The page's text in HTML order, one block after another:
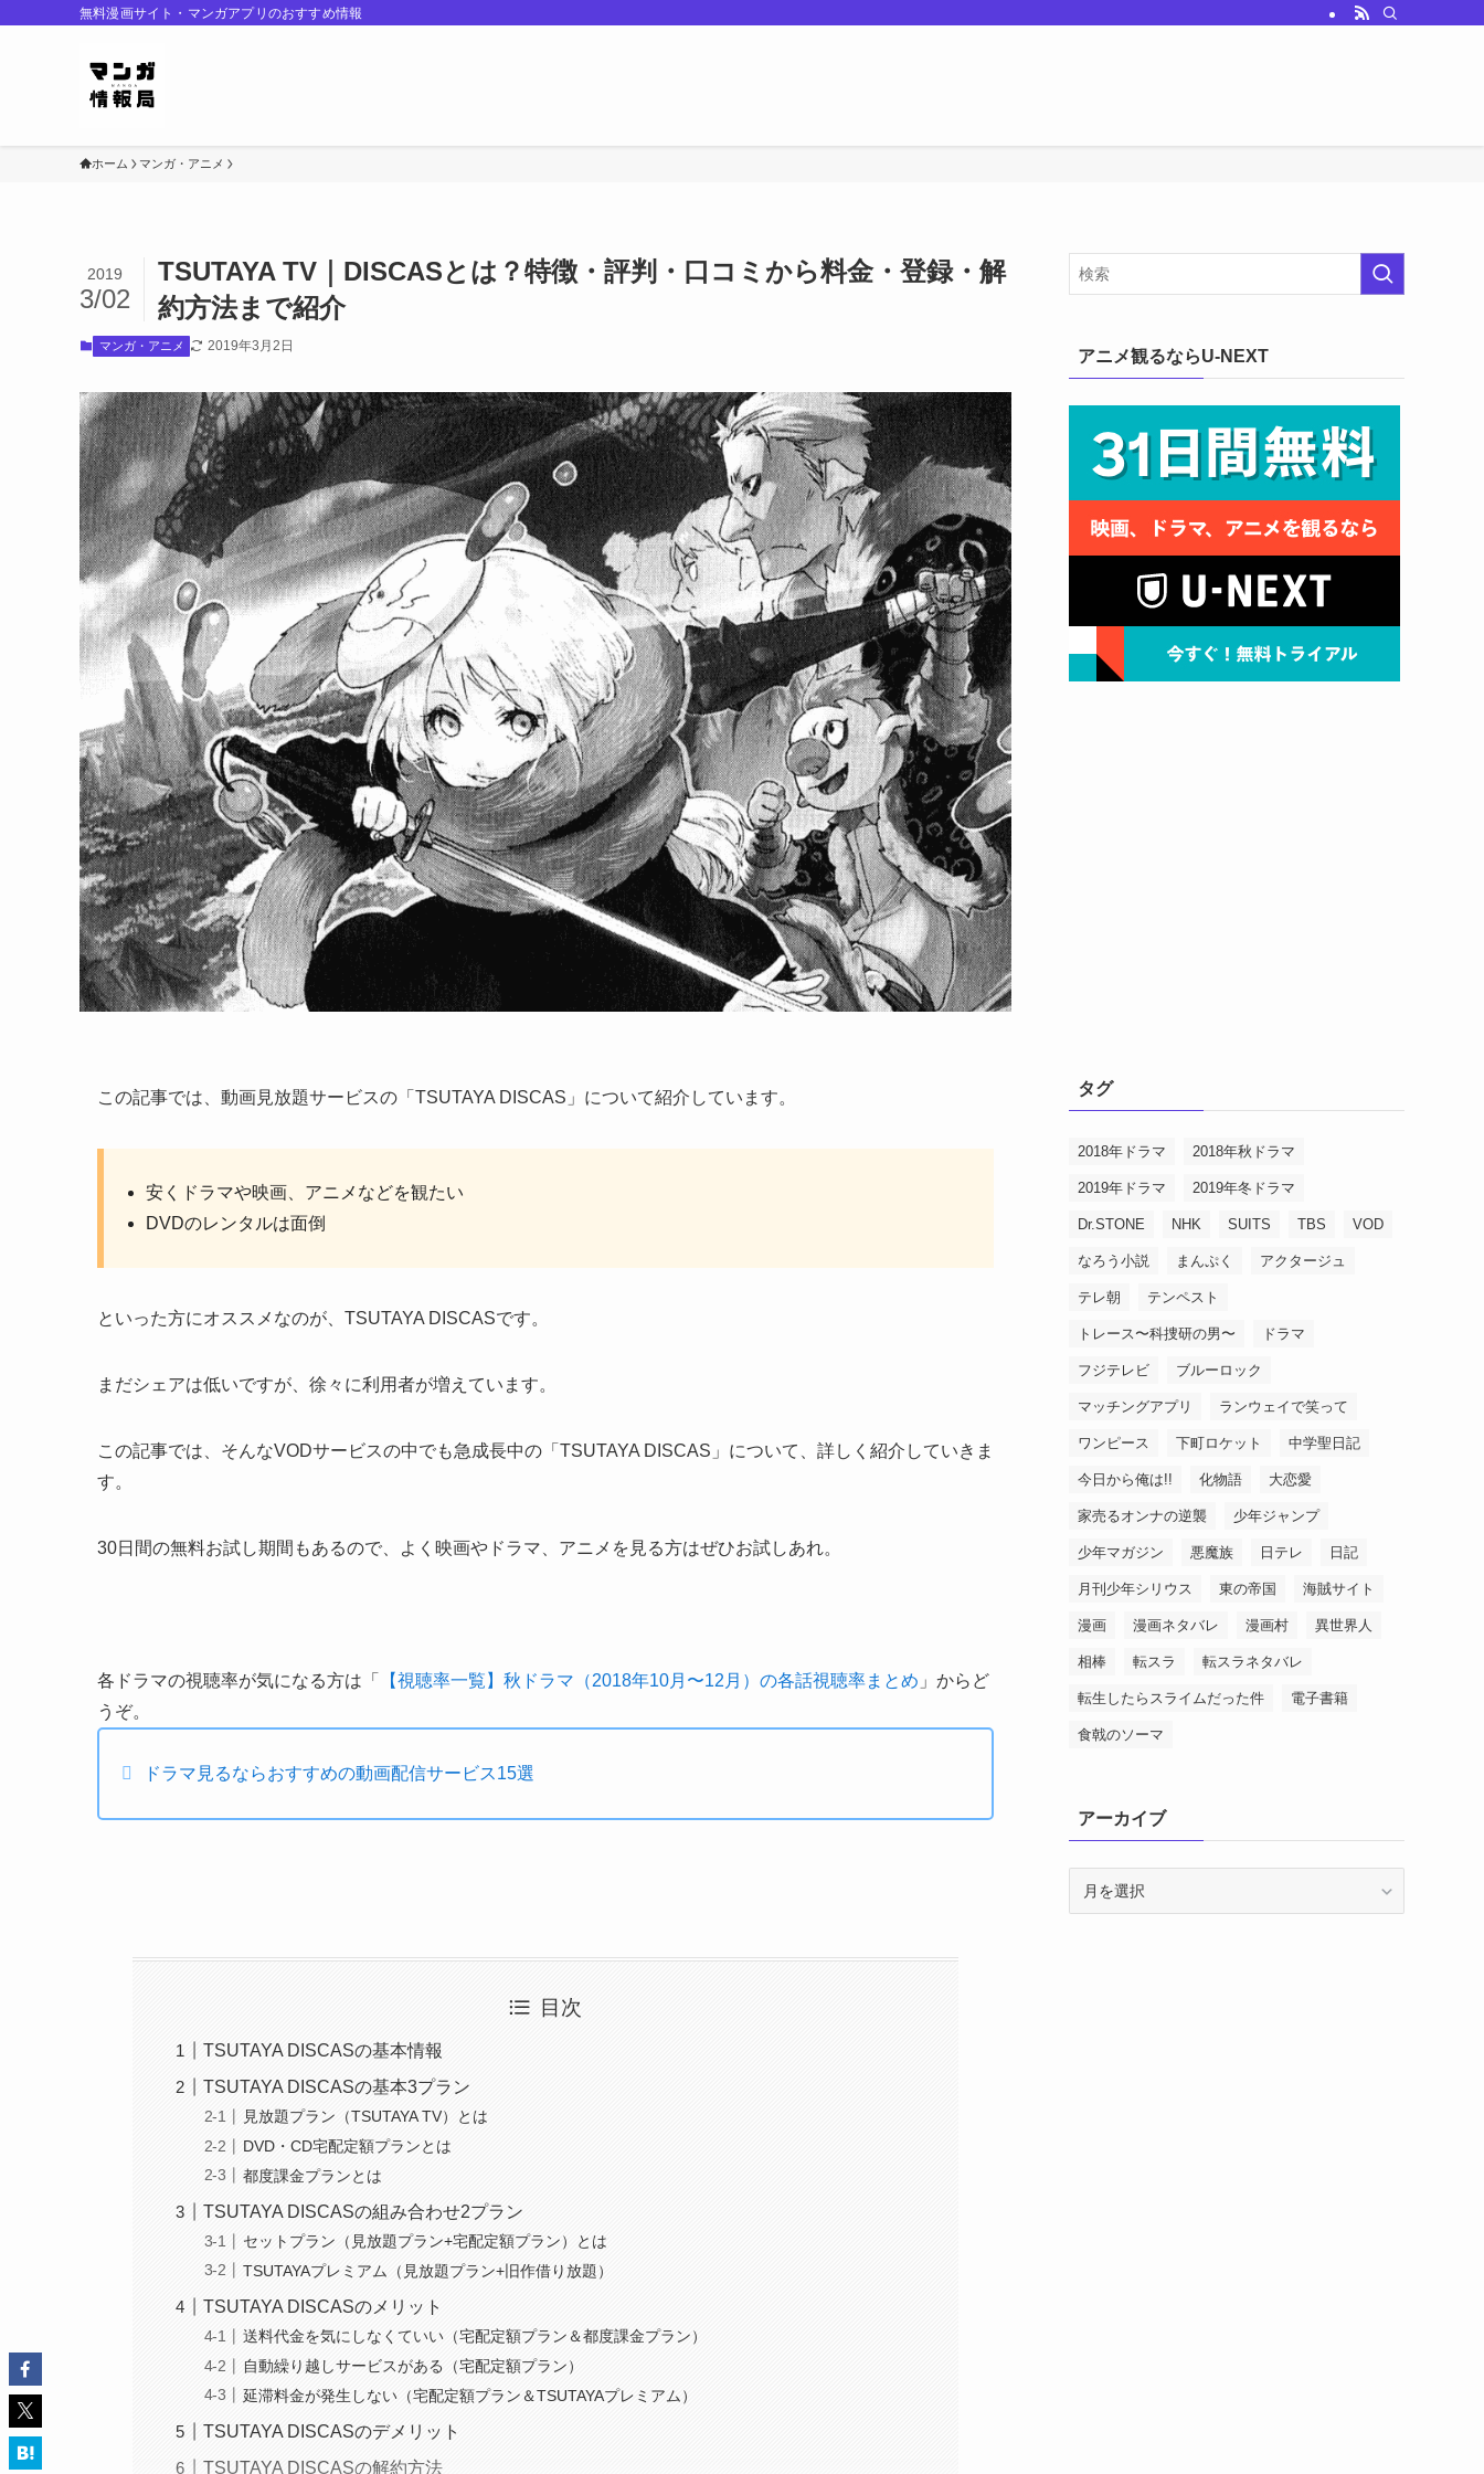
無料漫画サイト・マンガアプリのおすすめ情報
ホーム マンガ・アニメ
TSUTAYA TV｜DISCASとは？特徴・評判・口コミから料金・登録・解
約方法まで紹介
2019
3/02
マンガ・アニメ 2019年3月2日
この記事では、動画見放題サービスの「TSUTAYA DISCAS」について紹介しています。
安くドラマや映画、アニメなどを観たい
DVDのレンタルは面倒
といった方にオススメなのが、TSUTAYA DISCASです。
まだシェアは低いですが、徐々に利用者が増えています。
この記事では、そんなVODサービスの中でも急成長中の「TSUTAYA DISCAS」について、詳しく紹介していきま
す。
30日間の無料お試し期間もあるので、よく映画やドラマ、アニメを見る方はぜひお試しあれ。
各ドラマの視聴率が気になる方は「 【視聴率一覧】秋ドラマ（2018年10月〜12月）の各話視聴率まとめ 」からど
うぞ。
ドラマ見るならおすすめの動画配信サービス15選
目次
TSUTAYA DISCASの基本情報
TSUTAYA DISCASの基本3プラン
見放題プラン（TSUTAYA TV）とは
DVD・CD宅配定額プランとは
都度課金プランとは
TSUTAYA DISCASの組み合わせ2プラン
セットプラン（見放題プラン+宅配定額プラン）とは
TSUTAYAプレミアム（見放題プラン+旧作借り放題）
TSUTAYA DISCASのメリット
送料代金を気にしなくていい（宅配定額プラン＆都度課金プラン）
自動繰り越しサービスがある（宅配定額プラン）
延滞料金が発生しない（宅配定額プラン＆TSUTAYAプレミアム）
TSUTAYA DISCASのデメリット
TSUTAYA DISCASの解約方法
アニメ観るならU-NEXT
タグ
2018年ドラマ 2018年秋ドラマ
2019年ドラマ 2019年冬ドラマ
Dr.STONE NHK SUITS TBS VOD
なろう小説 まんぷく アクタージュ
テレ朝 テンペスト
トレース〜科捜研の男〜 ドラマ
フジテレビ ブルーロック
マッチングアプリ ランウェイで笑って
ワンピース 下町ロケット 中学聖日記
今日から俺は!! 化物語 大恋愛
家売るオンナの逆襲 少年ジャンプ
少年マガジン 悪魔族 日テレ 日記
月刊少年シリウス 東の帝国 海賊サイト
漫画 漫画ネタバレ 漫画村 異世界人
相棒 転スラ 転スラネタバレ
転生したらスライムだった件 電子書籍
食戟のソーマ
アーカイブ